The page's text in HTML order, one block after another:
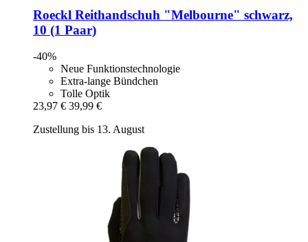
Roeckl Reithandschuh "Melbourne" schwarz,
10 (1 Paar)
-40%
Neue Funktionstechnologie
Extra-lange Bündchen
Tolle Optik
23,97 € 39,99 €
Zustellung bis 13. August